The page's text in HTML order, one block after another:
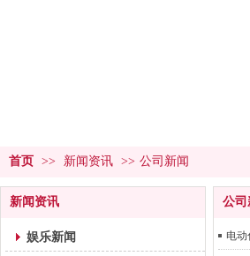
首页 >> 新闻资讯 >> 公司新闻
新闻资讯
娱乐新闻
公司
电动